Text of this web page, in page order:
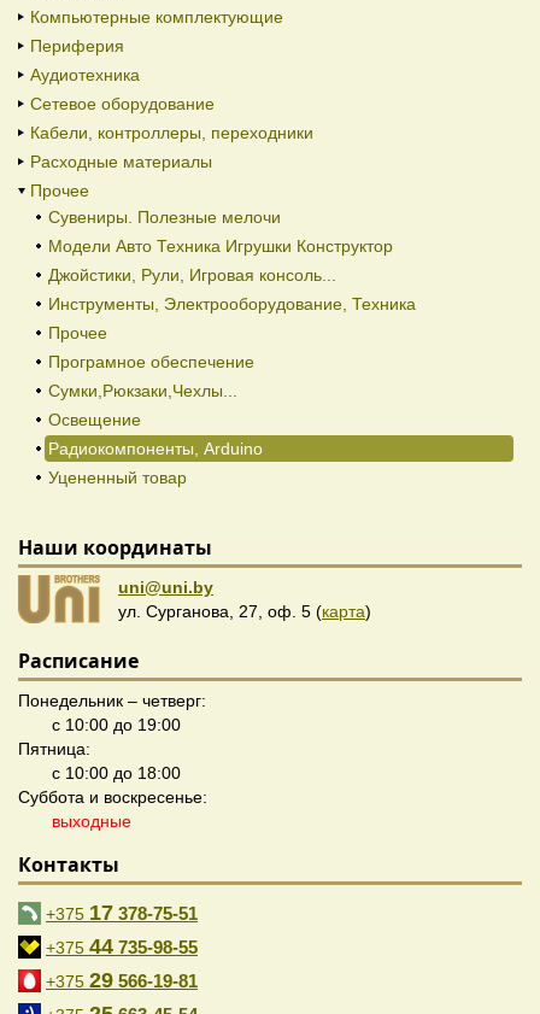
Компьютерные комплектующие
Периферия
Аудиотехника
Сетевое оборудование
Кабели, контроллеры, переходники
Расходные материалы
Прочее
Сувениры. Полезные мелочи
Модели Авто Техника Игрушки Конструктор
Джойстики, Рули, Игровая консоль...
Инструменты, Электрооборудование, Техника
Прочее
Програмное обеспечение
Сумки,Рюкзаки,Чехлы...
Освещение
Радиокомпоненты, Arduino
Уцененный товар
Наши координаты
uni@uni.by
ул. Сурганова, 27, оф. 5 (карта)
Расписание
Понедельник – четверг:
с 10:00 до 19:00
Пятница:
с 10:00 до 18:00
Суббота и воскресенье:
выходные
Контакты
+375 17 378-75-51
+375 44 735-98-55
+375 29 566-19-81